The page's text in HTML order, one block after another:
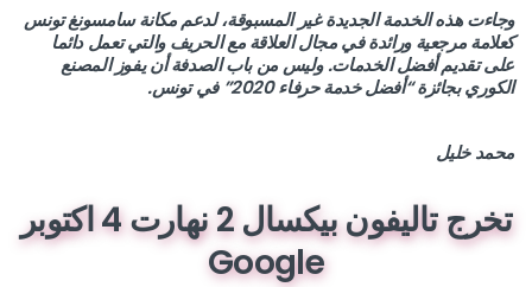
وجاءت هذه الخدمة الجديدة غير المسبوقة، لدعم مكانة سامسونغ تونس
كعلامة مرجعية ورائدة في مجال العلاقة مع الحريف والتي تعمل دائما
على تقديم أفضل الخدمات. وليس من باب الصدفة أن يفوز المصنع
الكوري بجائزة “أفضل خدمة حرفاء 2020” في تونس.
محمد خليل
تخرج تاليفون بيكسال 2 نهارت 4 اكتوبر
Google